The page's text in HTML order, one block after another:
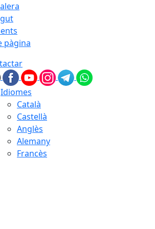
pàgina
Idiomes
Català
Castellà
Anglès
Alemany
Francès